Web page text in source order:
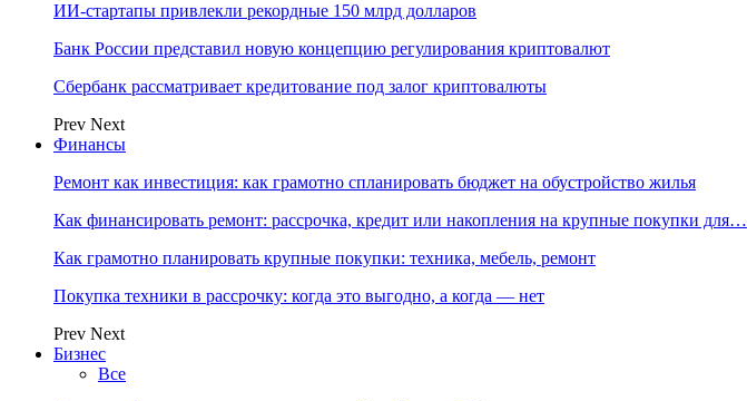
ИИ-стартапы привлекли рекордные 150 млрд долларов
Банк России представил новую концепцию регулирования криптовалют
Сбербанк рассматривает кредитование под залог криптовалюты
Prev Next
Финансы
Ремонт как инвестиция: как грамотно спланировать бюджет на обустройство жилья
Как финансировать ремонт: рассрочка, кредит или накопления на крупные покупки для…
Как грамотно планировать крупные покупки: техника, мебель, ремонт
Покупка техники в рассрочку: когда это выгодно, а когда — нет
Prev Next
Бизнес
Все